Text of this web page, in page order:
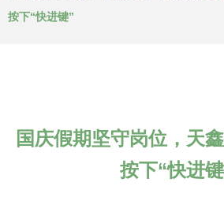
按下“快进键”
国庆假期坚守岗位，天
按下“快进